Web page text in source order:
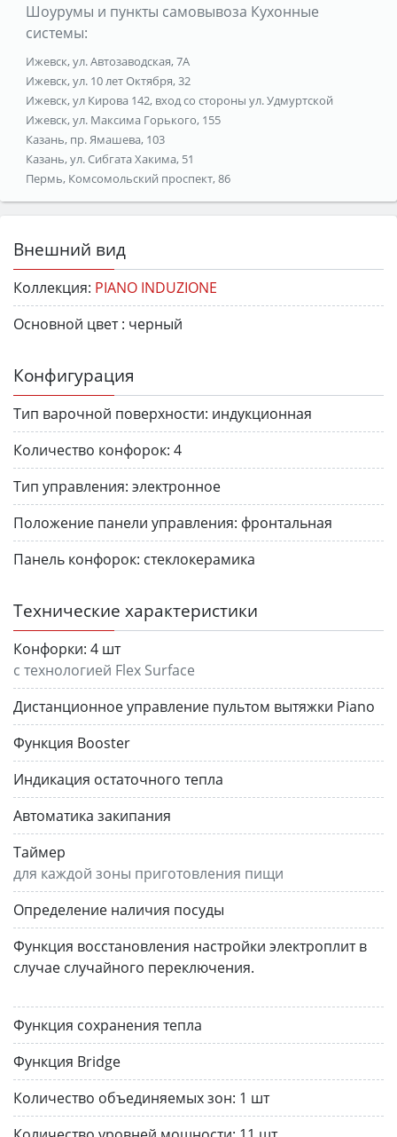
Шоурумы и пункты самовывоза Кухонные
системы:
Ижевск, ул. Автозаводская, 7А
Ижевск, ул. 10 лет Октября, 32
Ижевск, ул Кирова 142, вход со стороны ул. Удмуртской
Ижевск, ул. Максима Горького, 155
Казань, пр. Ямашева, 103
Казань, ул. Сибгата Хакима, 51
Пермь, Комсомольский проспект, 86
Внешний вид
Коллекция: PIANO INDUZIONE
Основной цвет : черный
Конфигурация
Тип варочной поверхности: индукционная
Количество конфорок: 4
Тип управления: электронное
Положение панели управления: фронтальная
Панель конфорок: стеклокерамика
Технические характеристики
Конфорки: 4 шт
с технологией Flex Surface
Дистанционное управление пультом вытяжки Piano
Функция Booster
Индикация остаточного тепла
Автоматика закипания
Таймер
для каждой зоны приготовления пищи
Определение наличия посуды
Функция восстановления настройки электроплит в
случае случайного переключения.
Функция сохранения тепла
Функция Bridge
Количество объединяемых зон: 1 шт